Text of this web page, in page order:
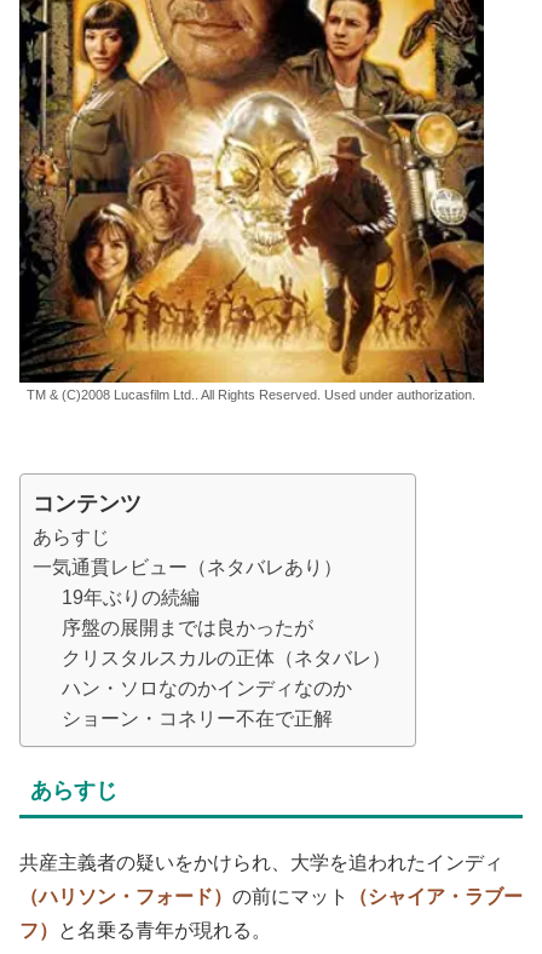
TM & (C)2008 Lucasfilm Ltd.. All Rights Reserved. Used under authorization.
コンテンツ
あらすじ
一気通貫レビュー（ネタバレあり）
19年ぶりの続編
序盤の展開までは良かったが
クリスタルスカルの正体（ネタバレ）
ハン・ソロなのかインディなのか
ショーン・コネリー不在で正解
あらすじ
共産主義者の疑いをかけられ、大学を追われたインディ
（ハリソン・フォード） の前にマット
（シャイア・ラブー
フ）
と名乗る青年が現れる。